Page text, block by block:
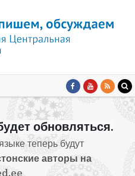
обновляться.
теперь будут
авторы на